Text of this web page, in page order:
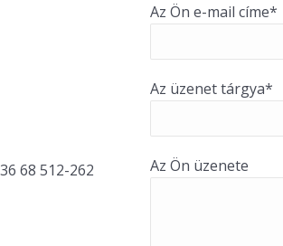
68 512-262
Az Ön e-mail címe*
Az üzenet tárgya*
Az Ön üzenete